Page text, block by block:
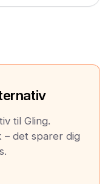
til Gling.
– det sparer dig